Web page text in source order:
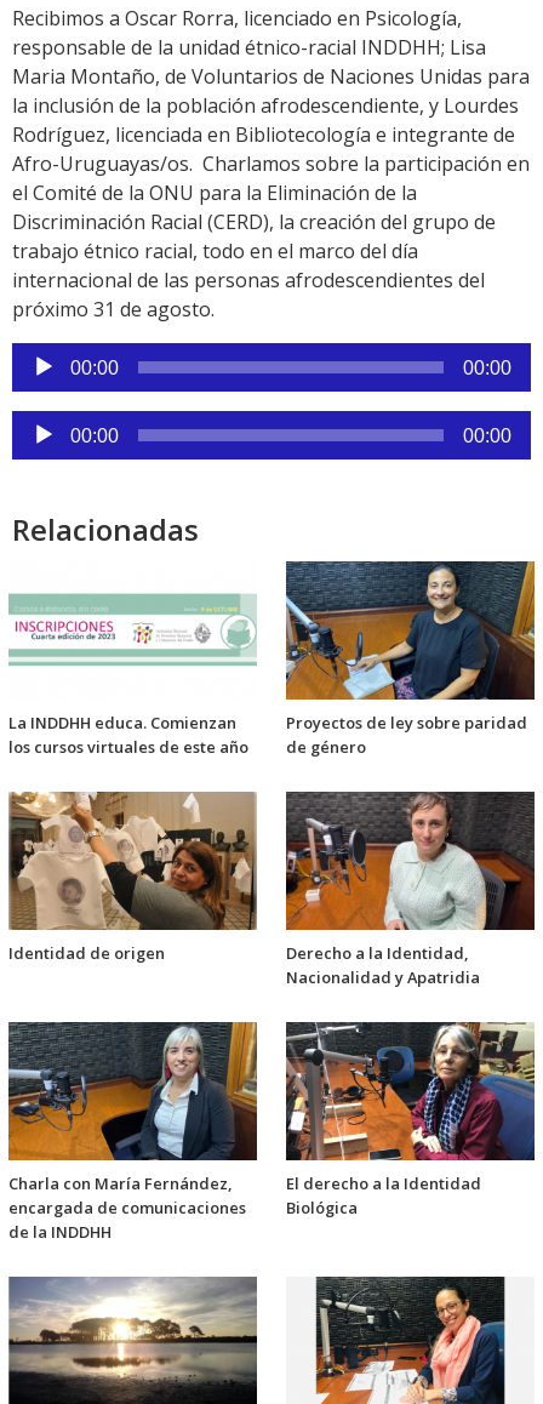
Link
Recibimos a Oscar Rorra, licenciado en Psicología,
responsable de la unidad étnico-racial INDDHH; Lisa
Maria Montaño, de Voluntarios de Naciones Unidas para
la inclusión de la población afrodescendiente, y Lourdes
Rodríguez, licenciada en Bibliotecología e integrante de
Afro-Uruguayas/os. Charlamos sobre la participación en
el Comité de la ONU para la Eliminación de la
Discriminación Racial (CERD), la creación del grupo de
trabajo étnico racial, todo en el marco del día
internacional de las personas afrodescendientes del
próximo 31 de agosto.
Reproductor
de
audio
00:00 00:00
Reproductor
de
00:00 00:00
Relacionadas
La INDDHH educa. Comienzan
los cursos virtuales de este año
Proyectos de ley sobre paridad
de género
Identidad de origen
Derecho a la Identidad,
Nacionalidad y Apatridia
Charla con María Fernández,
encargada de comunicaciones
de la INDDHH
El derecho a la Identidad
Biológica